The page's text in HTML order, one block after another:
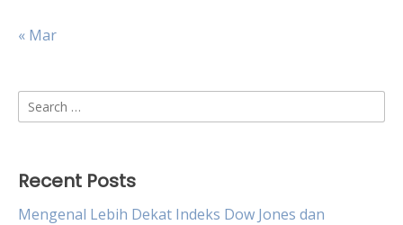
« Mar
Search
for:
Recent Posts
Mengenal Lebih Dekat Indeks Dow Jones dan